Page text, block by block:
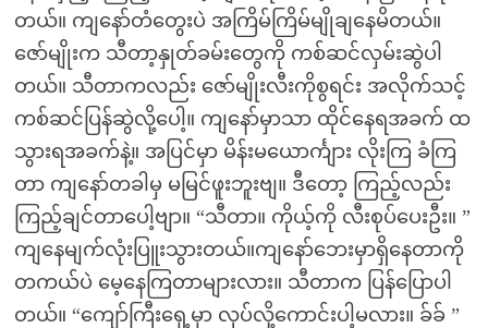
တယ်။ ကျနော်တံတွေးပဲ အကြိမ်ကြိမ်မျိုချနေမိတယ်။
ဇော်မျိုးက သီတာ့နှုတ်ခမ်းတွေကို ကစ်ဆင်လှမ်းဆွဲပါ
တယ်။ သီတာကလည်း ဇော်မျိုးလီးကိုစွရင်း အလိုက်သင့်
ကစ်ဆင်ပြန်ဆွဲလို့ပေါ့။ ကျနော်မှာသာ ထိုင်နေရအခက် ထ
သွားရအခက်နဲ့။ အပြင်မှာ မိန်းမယောင်္ကျား လိုးကြ ခံကြ
တာ ကျနော်တခါမှ မမြင်ဖူးဘူးဗျ။ ဒီတော့ ကြည့်လည်း
ကြည့်ချင်တာပေါ့ဗျာ။ “သီတာ။ ကိုယ့်ကို လီးစုပ်ပေးဦး။ ”
ကျနေမျက်လုံးပြူးသွားတယ်။ကျနော်ဘေးမှာရှိနေတာကို
တကယ်ပဲ မေ့နေကြတာများလား။ သီတာက ပြန်ပြောပါ
တယ်။ “ကျော်ကြီးရှေ့မှာ လုပ်လို့ကောင်းပါ့မလား။ ခ်ခ် ”